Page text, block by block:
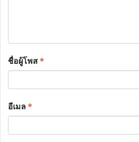
ชื่อผู้โพส*
อีเมล*